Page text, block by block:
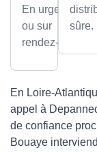
En urgence
ou sur
rendez-vous
sûre.
En Loire-
appel à
de confiance
Bouaye